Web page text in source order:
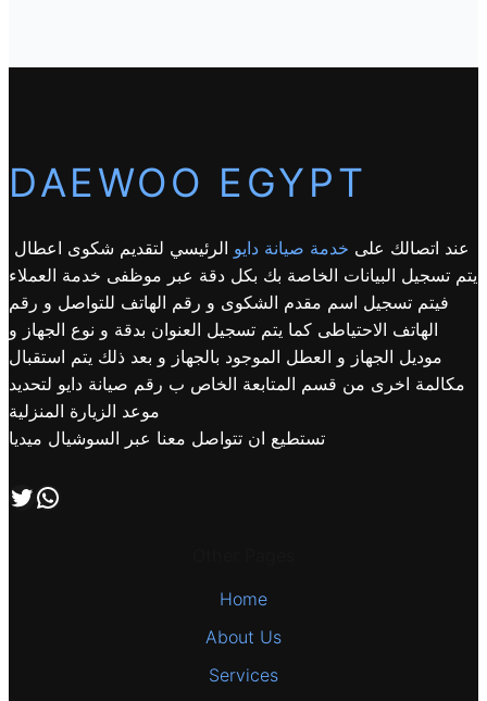
DAEWOO EGYPT
عند اتصالك على خدمة صيانة دايو الرئيسي لتقديم شكوى اعطال
يتم تسجيل البيانات الخاصة بك بكل دقة عبر موظفى خدمة العملاء
فيتم تسجيل اسم مقدم الشكوى و رقم الهاتف للتواصل و رقم
الهاتف الاحتياطى كما يتم تسجيل العنوان بدقة و نوع الجهاز و
موديل الجهاز و العطل الموجود بالجهاز و بعد ذلك يتم استقبال
مكالمة اخرى من قسم المتابعة الخاص ب رقم صيانة دايو لتحديد
موعد الزيارة المنزلية
تستطيع ان تتواصل معنا عبر السوشيال ميديا
تابعنا علي صفحة التويتر اتصل بنا علي طريق الوتساب
Home
About Us
Services